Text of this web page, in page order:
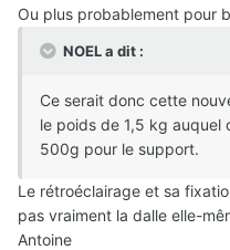
Ou plus probablement pour
NOEL a dit :
Ce serait donc cette
le poids de 1,5 kg auquel
500g pour le support.
Le rétroéclairage et sa
pas vraiment la dalle elle-
Antoine